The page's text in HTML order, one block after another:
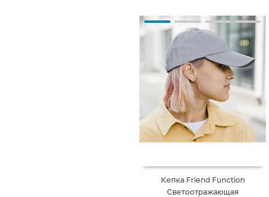
Кепка Friend Function
Светоотражающая